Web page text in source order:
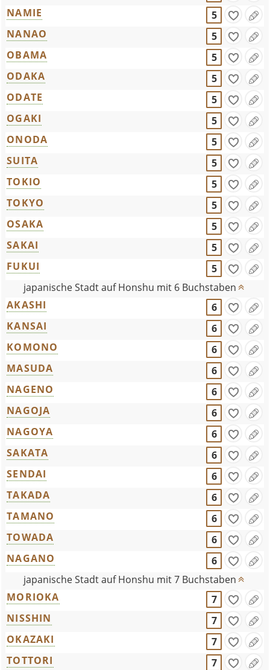
NAMIE
5
NANAO
5
OBAMA
5
ODAKA
5
ODATE
5
OGAKI
5
ONODA
5
SUITA
5
TOKIO
5
TOKYO
5
OSAKA
5
SAKAI
5
FUKUI
5
japanische Stadt auf Honshu mit 6 Buchstaben
AKASHI
6
KANSAI
6
KOMONO
6
MASUDA
6
NAGENO
6
NAGOJA
6
NAGOYA
6
SAKATA
6
SENDAI
6
TAKADA
6
TAMANO
6
TOWADA
6
NAGANO
6
japanische Stadt auf Honshu mit 7 Buchstaben
MORIOKA
7
NISSHIN
7
OKAZAKI
7
TOTTORI
7